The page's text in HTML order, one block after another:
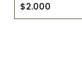
$2.000